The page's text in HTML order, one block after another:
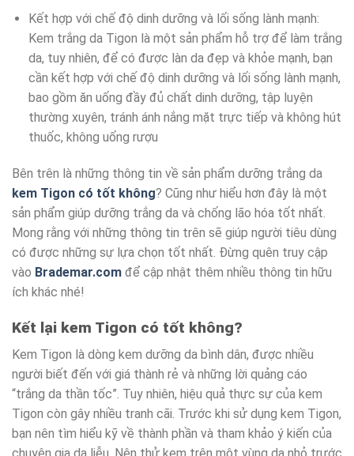
Kết hợp với chế độ dinh dưỡng và lối sống lành mạnh:
Kem trắng da Tigon là một sản phẩm hỗ trợ để làm trắng
da, tuy nhiên, để có được làn da đẹp và khỏe mạnh, bạn
cần kết hợp với chế độ dinh dưỡng và lối sống lành mạnh,
bao gồm ăn uống đầy đủ chất dinh dưỡng, tập luyện
thường xuyên, tránh ánh nắng mặt trực tiếp và không hút
thuốc, không uống rượu
Bên trên là những thông tin về sản phẩm dưỡng trắng da
kem Tigon có tốt không? Cũng như hiểu hơn đây là một
sản phẩm giúp dưỡng trắng da và chống lão hóa tốt nhất.
Mong rằng với những thông tin trên sẽ giúp người tiêu dùng
có được những sự lựa chọn tốt nhất. Đừng quên truy cập
vào Brademar.com để cập nhật thêm nhiều thông tin hữu
ích khác nhé!
Kết lại kem Tigon có tốt không?
Kem Tigon là dòng kem dưỡng da bình dân, được nhiều
người biết đến với giá thành rẻ và những lời quảng cáo
“trắng da thần tốc”. Tuy nhiên, hiệu quả thực sự của kem
Tigon còn gây nhiều tranh cãi. Trước khi sử dụng kem Tigon,
bạn nên tìm hiểu kỹ về thành phần và tham khảo ý kiến của